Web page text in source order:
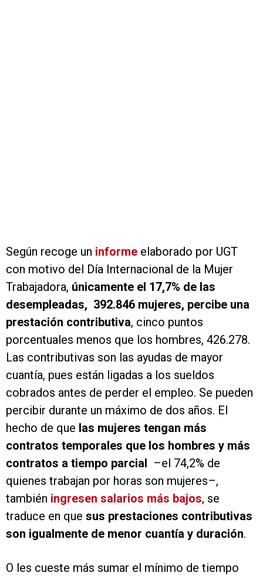
Según recoge un informe elaborado por UGT
con motivo del Día Internacional de la Mujer
Trabajadora, únicamente el 17,7% de las
desempleadas, 392.846 mujeres, percibe una
prestación contributiva, cinco puntos
porcentuales menos que los hombres, 426.278.
Las contributivas son las ayudas de mayor
cuantía, pues están ligadas a los sueldos
cobrados antes de perder el empleo. Se pueden
percibir durante un máximo de dos años. El
hecho de que las mujeres tengan más
contratos temporales que los hombres y más
contratos a tiempo parcial –el 74,2% de
quienes trabajan por horas son mujeres–,
también ingresen salarios más bajos, se
traduce en que sus prestaciones contributivas
son igualmente de menor cuantía y duración.
O les cueste más sumar el mínimo de tiempo